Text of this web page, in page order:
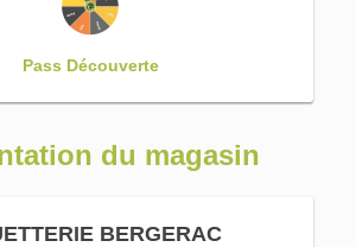
Pass Découverte
du magasin
BERGERAC